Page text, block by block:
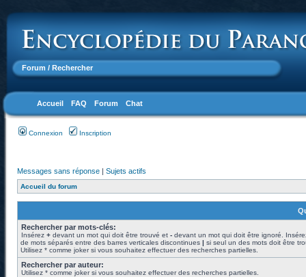
Forum / Rechercher
Accueil FAQ Forum Chat
Connexion Inscription
Messages sans réponse | Sujets actifs
Accueil du forum
Rechercher par mots-clés:
Insérez + devant un mot qui doit être trouvé et - devant un mot qui doit être ignoré.
de mots séparés entre des barres verticales discontinues | si seul un des mots doit être
Utilisez * comme joker si vous souhaitez effectuer des recherches partielles.
Rechercher par auteur:
Utilisez * comme joker si vous souhaitez effectuer des recherches partielles.